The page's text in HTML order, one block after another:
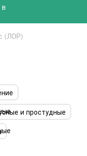
(ЛОР)
и простудные